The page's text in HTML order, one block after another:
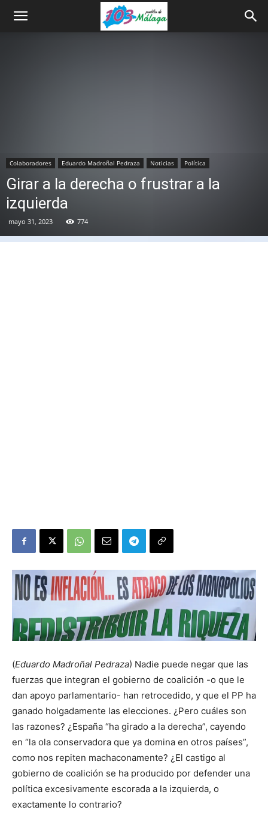
Colaboradores Eduardo Madroñal Pedraza Noticias Política
Girar a la derecha o frustrar a la
izquierda
mayo 31, 2023 774
(Eduardo Madroñal Pedraza) Nadie puede negar que las
fuerzas que integran el gobierno de coalición -o que le
dan apoyo parlamentario- han retrocedido, y que el PP ha
ganado holgadamente las elecciones. ¿Pero cuáles son
las razones? ¿España “ha girado a la derecha”, cayendo
en “la ola conservadora que ya domina en otros países”,
como nos repiten machaconamente? ¿El castigo al
gobierno de coalición se ha producido por defender una
política excesivamente escorada a la izquierda, o
exactamente lo contrario?